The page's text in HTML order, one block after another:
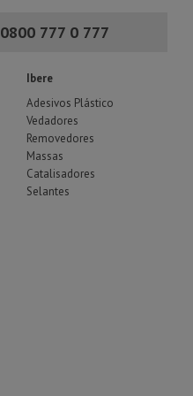
0800 777 0 777
Ibere
Adesivos Plástico
Vedadores
Removedores
Massas
Catalisadores
Selantes